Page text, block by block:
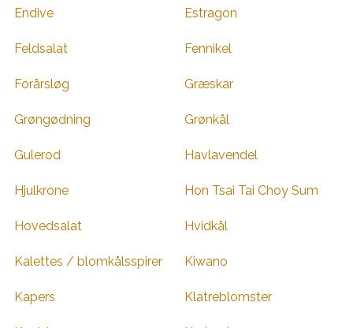
Endive Estragon
Feldsalat Fennikel
Forårsløg Græskar
Grøngødning Grønkål
Gulerod Havlavendel
Hjulkrone Hon Tsai Tai Choy Sum
Hovedsalat Hvidkål
Kalettes / blomkålsspirer Kiwano
Kapers Klatreblomster